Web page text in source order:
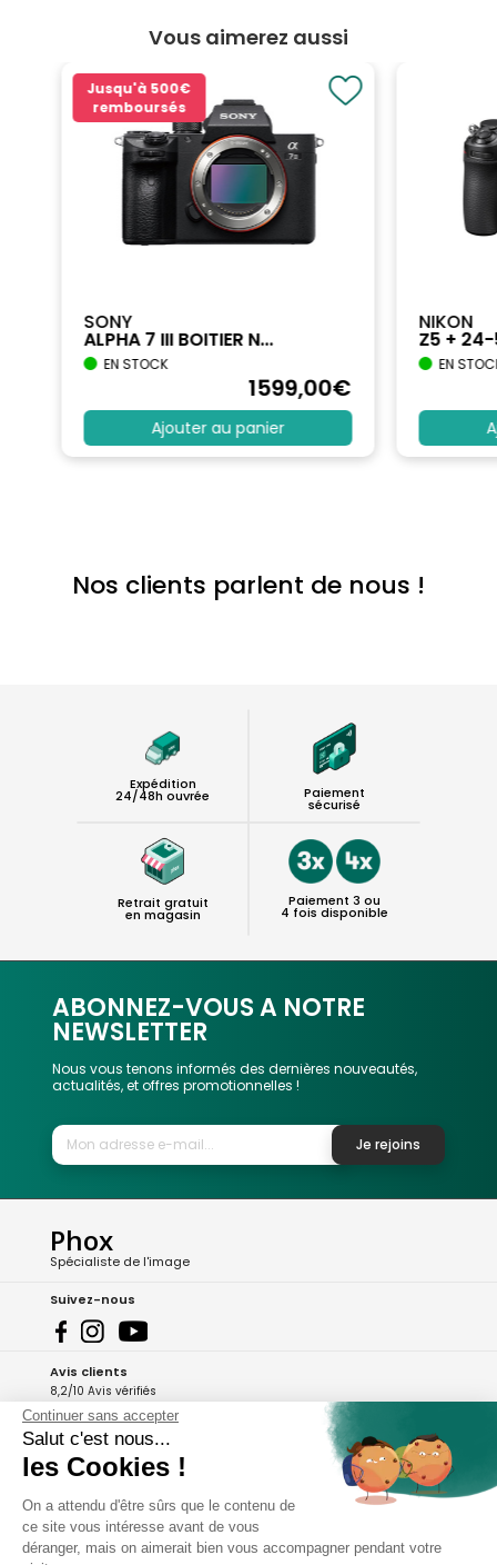
Vous aimerez aussi
Jusqu'à 500€
remboursés
SONY
ALPHA 7 III BOITIER N...
EN STOCK
1599,00€
Ajouter au panier
NIKON
Z5 +
EN
Nos clients parlent de nous !
Expédition
24/48h ouvrée Paiement
sécurisé
Retrait gratuit
en magasin
Paiement 3 ou
4 fois disponible
ABONNEZ-VOUS A NOTRE
NEWSLETTER
Nous vous tenons informés des dernières nouveautés,
actualités, et offres promotionnelles !
Je rejoins
Phox
Spécialiste de l'image
Suivez-nous
Avis clients
8,2/10 Avis vérifiés
L'Appli Phox
A propos de Phox
Services et garanties
Continuer sans accepter
Salut c'est nous...
les Cookies !
On a attendu d'être sûrs que le contenu de
ce site vous intéresse avant de vous
déranger, mais on aimerait bien vous accompagner pendant votre